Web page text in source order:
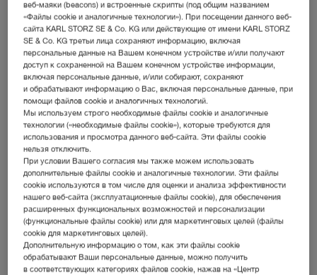
РУССКИЙ
расширить фильтр
сортировать по: актуальность
веб-маяки (beacons) и встроенные скрипты (под общим названием
«Файлы cookie и аналогичные технологии»). При посещении данного веб-
сайта KARL STORZ SE & Co. KG или действующие от имени KARL STORZ
SE & Co. KG третьи лица сохраняют информацию, включая
персональные данные на Вашем конечном устройстве и/или получают
доступ к сохраненной на Вашем конечном устройстве информации,
включая персональные данные, и/или собирают, сохраняют
и обрабатывают информацию о Вас, включая персональные данные, при
помощи файлов cookie и аналогичных технологий.
Мы используем строго необходимые файлы cookie и аналогичные
технологии («необходимые файлы cookie»), которые требуются для
использования и просмотра данного веб-сайта. Эти файлы cookie
нельзя отключить.
При условии Вашего согласия мы также можем использовать
дополнительные файлы cookie и аналогичные технологии. Эти файлы
cookie используются в том числе для оценки и анализа эффективности
нашего веб-сайта (эксплуатационные файлы cookie), для обеспечения
расширенных функциональных возможностей и персонализации
(функциональные файлы cookie) или для маркетинговых целей (файлы
cookie для маркетинговых целей).
Дополнительную информацию о том, как эти файлы cookie
обрабатывают Ваши персональные данные, можно получить
в соответствующих категориях файлов cookie, нажав на «Центр